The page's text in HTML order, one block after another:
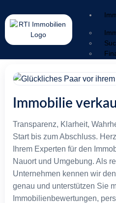
Immobilie
Transparenz, Klarheit,
Start bis zum Abschluss.
Ihrem Experten für den
Nauort und Umgebung. Als
Unternehmen kennen wir
genau und unterstützen Sie
Immobilienbewertungen,